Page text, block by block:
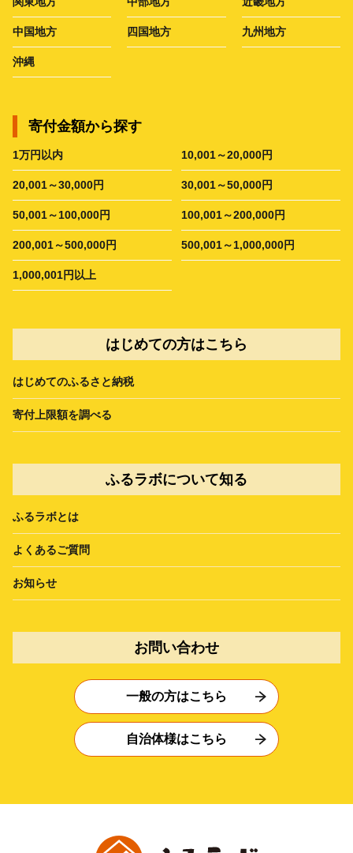
中国地方 四国地方 九州地方
沖縄
寄付金額から探す
1万円以内 10,001～20,000円
20,001～30,000円 30,001～50,000円
50,001～100,000円 100,001～200,000円
200,001～500,000円 500,001～1,000,000円
1,000,001円以上
はじめての方はこちら
はじめてのふるさと納税
寄付上限額を調べる
ふるラボについて知る
ふるラボとは
よくあるご質問
お知らせ
お問い合わせ
一般の方はこちら
自治体様はこちら